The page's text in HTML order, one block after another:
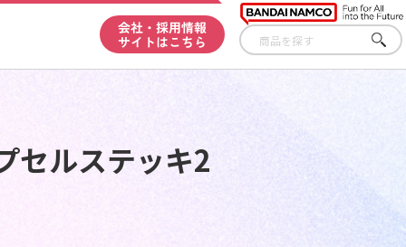
会社・採用情報
サイトはこちら
さが
す
セルステッキ2